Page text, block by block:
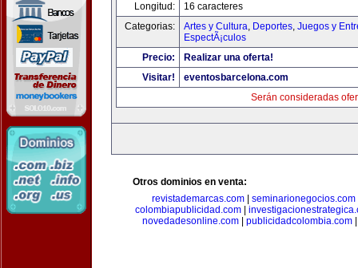
Longitud:
16 caracteres
Categorias:
Artes y Cultura, Deportes, Juegos y
EspectÃ¡culos
Precio:
Realizar una oferta!
Visitar!
eventosbarcelona.com
Serán consideradas
Otros dominios en venta:
revistademarcas.com
seminarionegocios.com
colombiapublicidad.com
novedadesonline.com
publicidadcolombia.com